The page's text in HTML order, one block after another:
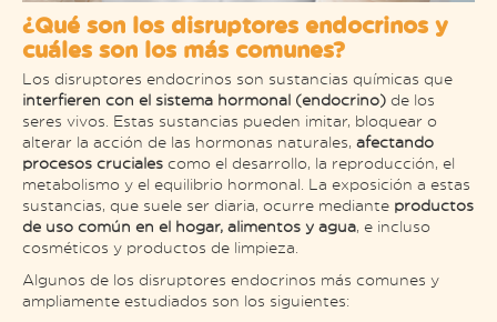
¿Qué son los disruptores endocrinos y
cuáles son los más comunes?
Los disruptores endocrinos son sustancias químicas que
interfieren con el sistema hormonal (endocrino) de los
seres vivos. Estas sustancias pueden imitar, bloquear o
alterar la acción de las hormonas naturales, afectando
procesos cruciales como el desarrollo, la reproducción, el
metabolismo y el equilibrio hormonal. La exposición a estas
sustancias, que suele ser diaria, ocurre mediante productos
de uso común en el hogar, alimentos y agua, e incluso
cosméticos y productos de limpieza.​
Algunos de los disruptores endocrinos más comunes y
ampliamente estudiados son los siguientes: